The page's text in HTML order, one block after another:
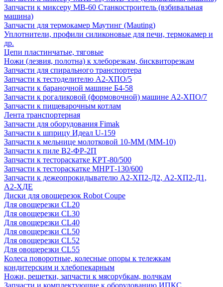
Запчасти к миксеру МВ-60 Станкостроитель (взбивальная
машина)
Запчасти для термокамер Маутинг (Mauting)
Уплотнители, профили силиконовые для печи, термокамер и
др.
Цепи пластинчатые, тяговые
Ножи (лезвия, полотна) к хлеборезкам, бисквиторезкам
Запчасти для спирального транспортера
Запчасти к тестоделителю А2-ХПО/5
Запчасти к бараночной машине Б4-58
Запчасти к рогаликовой (формовочной) машине А2-ХПО/7
Запчасти к пищеварочным котлам
Лента транспортерная
Запчасти для оборудования Fimak
Запчасти к шприцу Идеал U-159
Запчасти к мельнице молотковой 10-ММ (ММ-10)
Запчасти к пиле В2-ФР-2П
Запчасти к тестораскатке КРТ-80/500
Запчасти к тестораскатке МНРТ-130/600
Запчасти к деже­опрокидывателю А2-ХП2-Д2, А2-ХП2-Д1,
А2-ХДЕ
Диски для овощерезок Robot Coupe
Для овощерезки CL20
Для овощерезки CL30
Для овощерезки CL40
Для овощерезки CL50
Для овощерезки CL52
Для овощерезки CL55
Колеса поворотные, колесные опоры к тележкам
кондитерским и хлебопекарным
Ножи, решетки, запчасти к мясорубкам, волчкам
Запчасти и комплектующие к оборудованию ИПКС